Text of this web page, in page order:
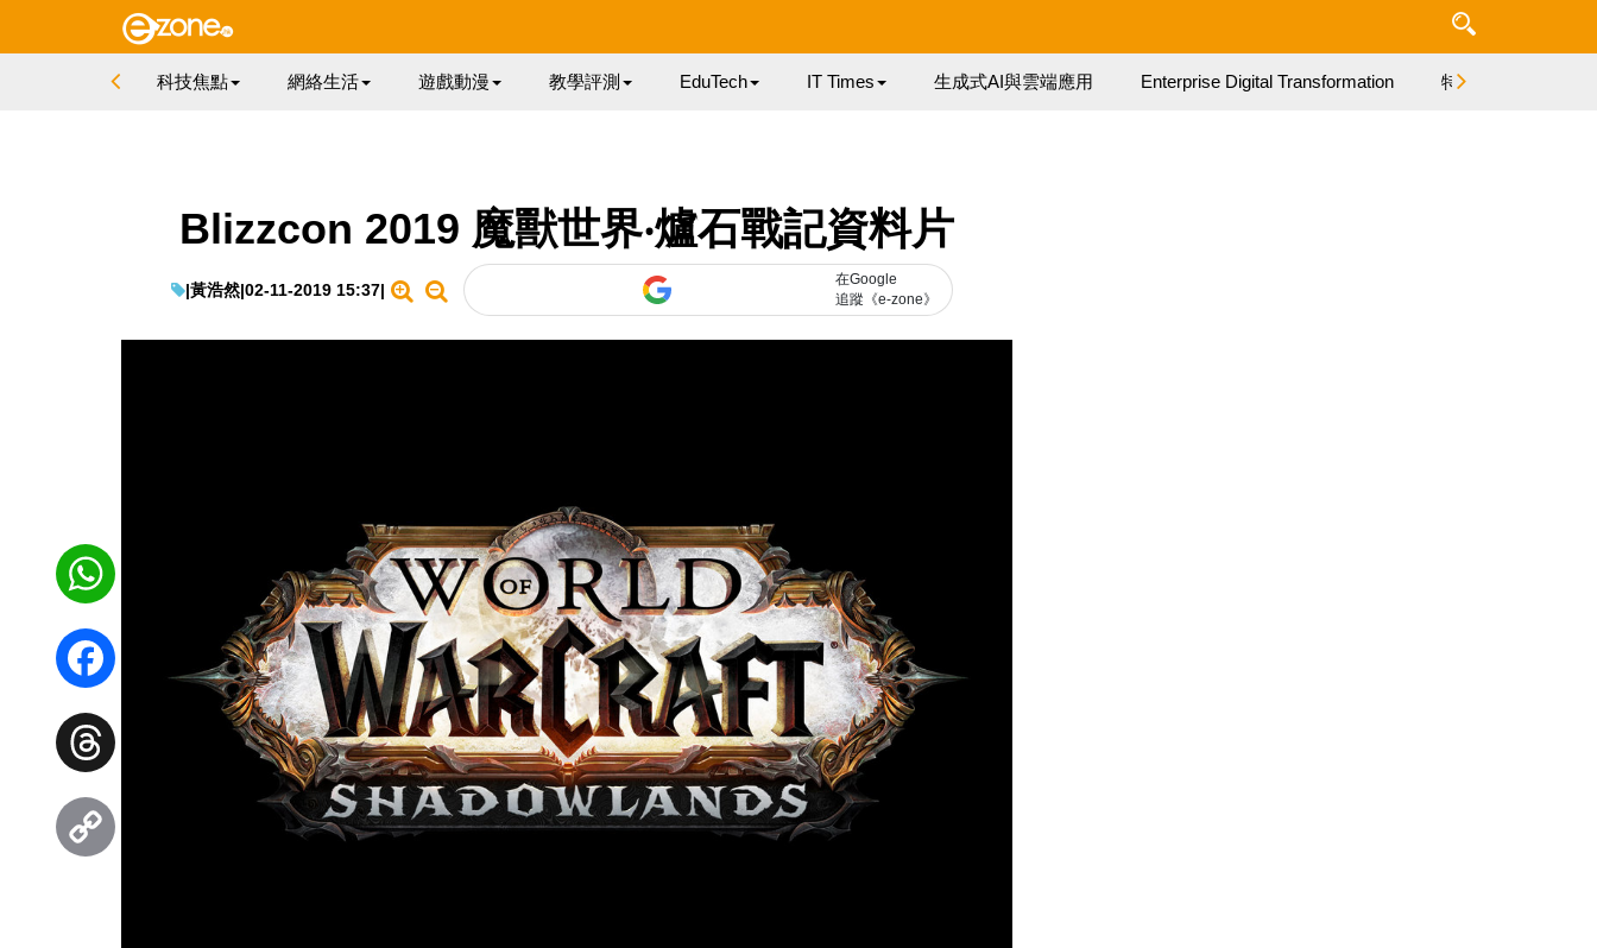
科技焦點 網絡生活 遊戲動漫 教學評測 EduTech IT Times 生成式AI與雲端應用 Enterprise Digital Transformation 特集
Blizzcon 2019 魔獸世界‧爐石戰記資料片
|黃浩然|02-11-2019 15:37|
在Google
追蹤《e-zone》
WhatsApp
Facebook
Threads